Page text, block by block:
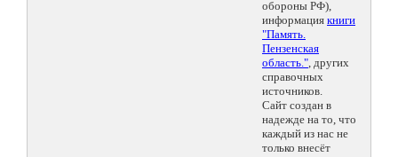
обороны РФ),
информация книги
"Память.
Пензенская
область.", других
справочных
источников.
Сайт создан в
надежде на то, что
каждый из нас не
только внесёт